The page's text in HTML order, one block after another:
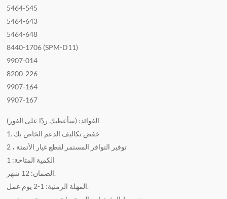
5464-545
5464-643
5464-648
8440-1706 (SPM-D11)
9907-014
8200-226
9907-164
9907-167
الفوائد: (سأعطيك ردًا على الفور)
1. خفض تكاليف الدعم الخاص بك
2 ، توفير التوافر المستمر لقطع غيار الأتمتة
الكمية المتاحة: 1
الضمان: 12 شهر.
المهلة الزمنية: 1-2 يوم عمل.